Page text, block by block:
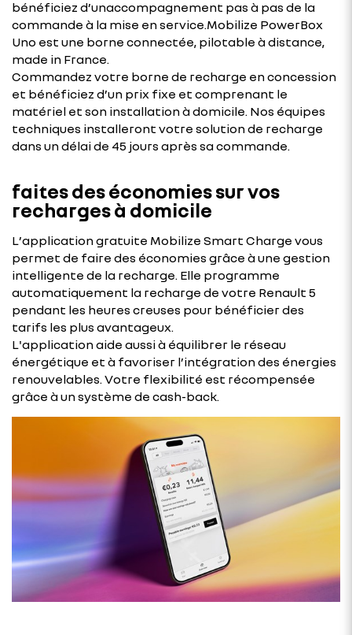
bénéficiez d’unaccompagnement pas à pas de la
commande à la mise en service.Mobilize PowerBox
Uno est une borne connectée, pilotable à distance,
made in France.
Commandez votre borne de recharge en concession
et bénéficiez d’un prix fixe et comprenant le
matériel et son installation à domicile. Nos équipes
techniques installeront votre solution de recharge
dans un délai de 45 jours après sa commande.
faites des économies sur vos
recharges à domicile
L’application gratuite Mobilize Smart Charge vous
permet de faire des économies grâce à une gestion
intelligente de la recharge. Elle programme
automatiquement la recharge de votre Renault 5
pendant les heures creuses pour bénéficier des
tarifs les plus avantageux.
L'application aide aussi à équilibrer le réseau
énergétique et à favoriser l’intégration des énergies
renouvelables. Votre flexibilité est récompensée
grâce à un système de cash-back.​